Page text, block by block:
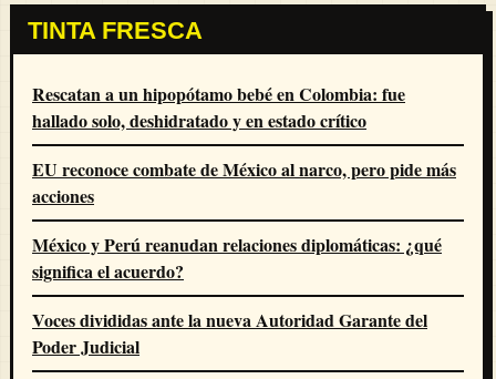
TINTA FRESCA
Rescatan a un hipopótamo bebé en Colombia: fue
hallado solo, deshidratado y en estado crítico
EU reconoce combate de México al narco, pero pide más
acciones
México y Perú reanudan relaciones diplomáticas: ¿qué
significa el acuerdo?
Voces divididas ante la nueva Autoridad Garante del
Poder Judicial